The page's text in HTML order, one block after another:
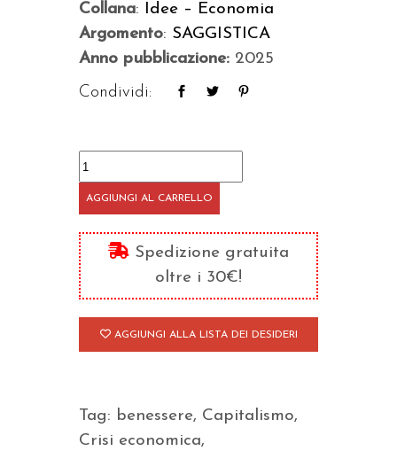
Collana: Idee – Economia
Argomento: SAGGISTICA
Anno pubblicazione: 2025
Condividi:
L'astuzia
del
capitalismo
quantità
AGGIUNGI AL CARRELLO
Spedizione gratuita
oltre i 30€!
AGGIUNGI ALLA LISTA DEI DESIDERI
Tag: benessere, Capitalismo,
Crisi economica,